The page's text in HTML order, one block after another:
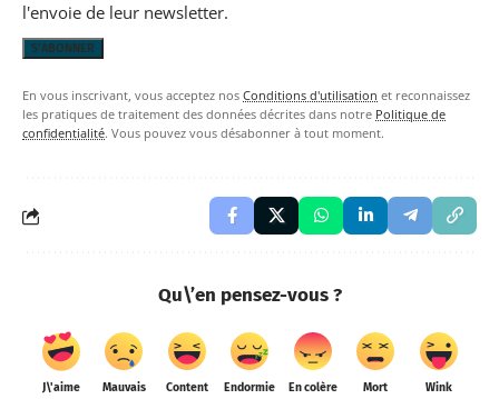
l'envoie de leur newsletter.
En vous inscrivant, vous acceptez nos Conditions d'utilisation et reconnaissez
les pratiques de traitement des données décrites dans notre Politique de
confidentialité. Vous pouvez vous désabonner à tout moment.
Qu\’en pensez-vous ?
J\'aime Mauvais Content Endormie En colère Mort Wink